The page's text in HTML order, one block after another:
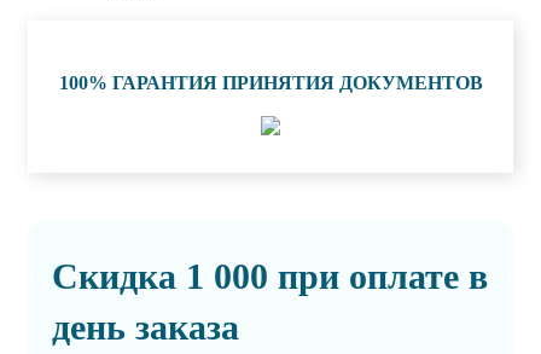
100% ГАРАНТИЯ ПРИНЯТИЯ ДОКУМЕНТОВ
Скидка 1 000 при оплате в
день заказа